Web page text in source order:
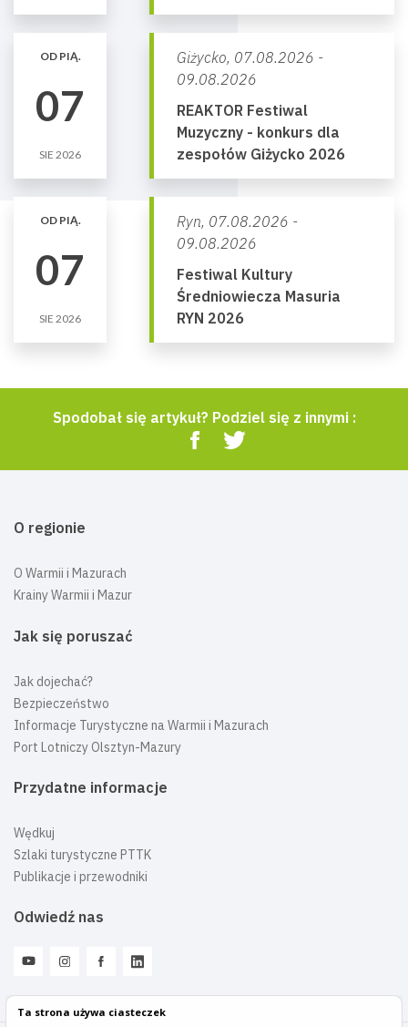
Ta strona używa ciasteczek
OD PIĄ.
07
SIE 2026
Giżycko, 07.08.2026 -
09.08.2026
REAKTOR Festiwal
Muzyczny - konkurs dla
zespołów Giżycko 2026
OD PIĄ.
07
SIE 2026
Ryn, 07.08.2026 -
09.08.2026
Festiwal Kultury
Średniowiecza Masuria
RYN 2026
Spodobał się artykuł? Podziel się z innymi :
O regionie
O Warmii i Mazurach
Krainy Warmii i Mazur
Jak się poruszać
Jak dojechać?
Bezpieczeństwo
Informacje Turystyczne na Warmii i Mazurach
Port Lotniczy Olsztyn-Mazury
Przydatne informacje
Wędkuj
Szlaki turystyczne PTTK
Publikacje i przewodniki
Odwiedź nas